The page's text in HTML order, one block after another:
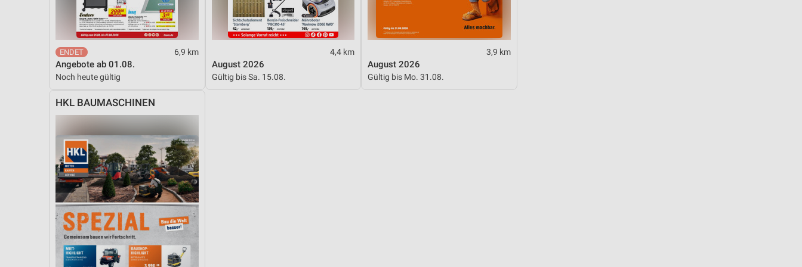
6,9 km
Angebote ab 01.08.
Noch heute gültig
4,4 km
August 2026
Gültig bis Sa. 15.08.
3,9 km
August 2026
Gültig bis Mo. 31.08.
HKL BAUMASCHINEN